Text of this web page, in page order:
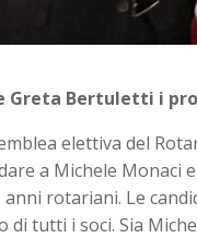
Greta Bertuletti i
elettiva del
a Michele Monaci
rotariani. Le
di tutti i soci. Sia